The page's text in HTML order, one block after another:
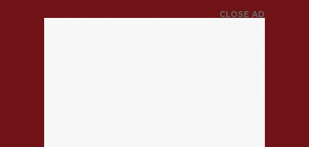
CLOSE AD